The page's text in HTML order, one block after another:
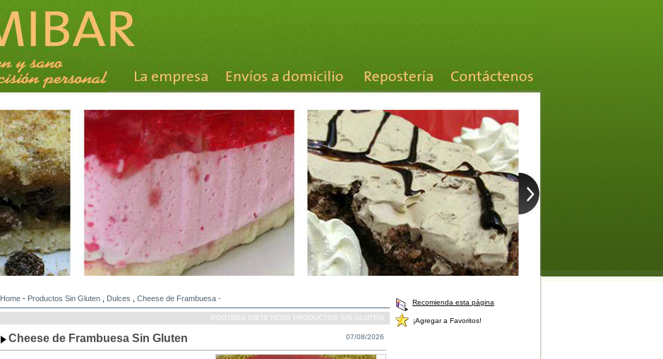
Home - Productos Sin Gluten Dulces Cheese de Frambuesa -
POSTRES DIETETICOS PRODUCTOS SIN GLUTEN
07/08/2026
Cheese de Frambuesa Sin Gluten
Recomienda esta página
¡Agregar a Favoritos!